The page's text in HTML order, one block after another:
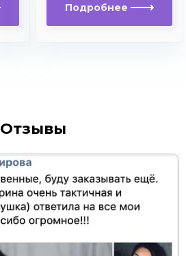
Подробнее
Отзывы